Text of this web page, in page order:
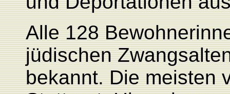
Alle 128
jüdischen
bekannt. Die meisten